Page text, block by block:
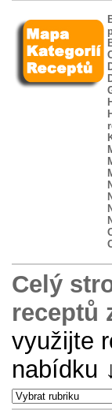
Celý
receptů
využijte
nabídku